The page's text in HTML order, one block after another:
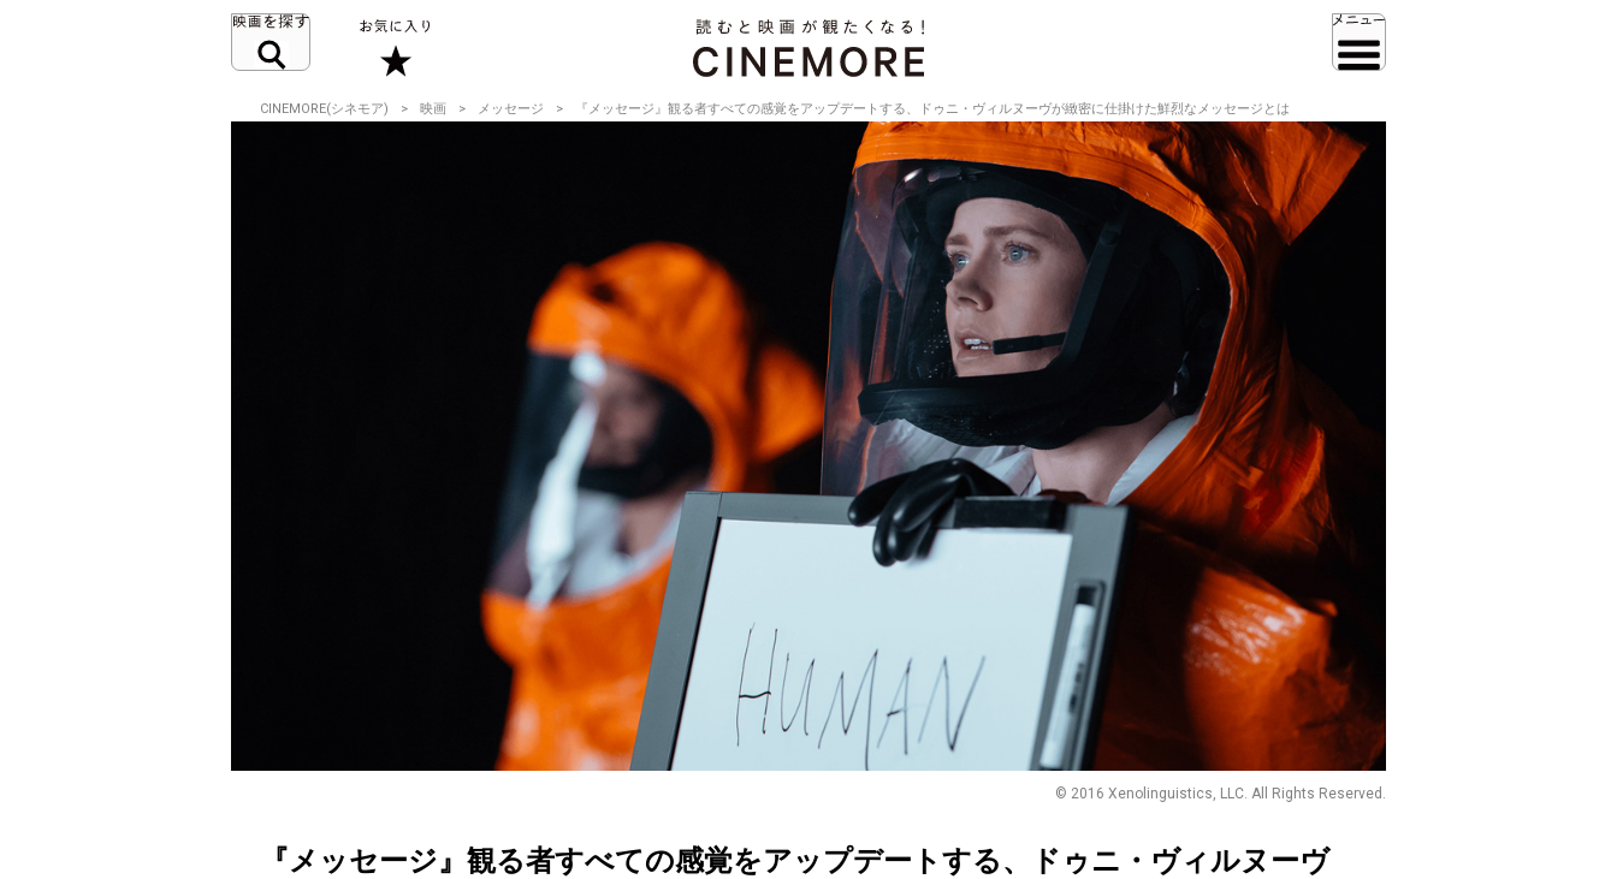
CINEMORE(シネモア) 映画 メッセージ 『メッセージ』観る者すべての感覚をアップデートする、ドゥニ・ヴィルヌーヴが緻密に仕掛けた鮮烈なメッセージとは
© 2016 Xenolinguistics, LLC. All Rights Reserved.
『メッセージ』観る者すべての感覚をアップデートする、ドゥニ・ヴィルヌーヴ